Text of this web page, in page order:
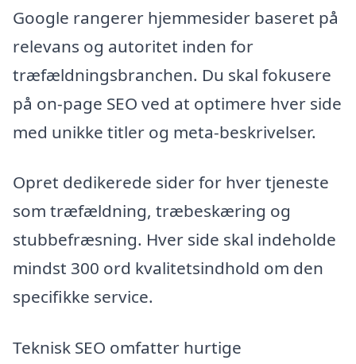
Google rangerer hjemmesider baseret på
relevans og autoritet inden for
træfældningsbranchen. Du skal fokusere
på on-page SEO ved at optimere hver side
med unikke titler og meta-beskrivelser.
Opret dedikerede sider for hver tjeneste
som træfældning, træbeskæring og
stubbefræsning. Hver side skal indeholde
mindst 300 ord kvalitetsindhold om den
specifikke service.
Teknisk SEO omfatter hurtige